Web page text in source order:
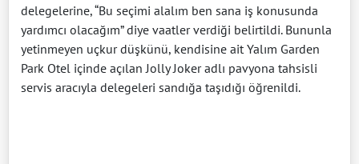
delegelerine, “Bu seçimi alalım ben sana iş konusunda
yardımcı olacağım” diye vaatler verdiği belirtildi. Bununla
yetinmeyen uçkur düşkünü, kendisine ait Yalım Garden
Park Otel içinde açılan Jolly Joker adlı pavyona tahsisli
servis aracıyla delegeleri sandığa taşıdığı öğrenildi.